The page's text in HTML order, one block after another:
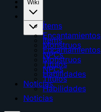
Guía
Wiki
Ítems
Encantamientos
Monstruos
NPCs
Títulos
Habilidades
Noticias
Wiki
Ítems
Encantamientos
Monstruos
NPCs
Títulos
Habilidades
Noticias